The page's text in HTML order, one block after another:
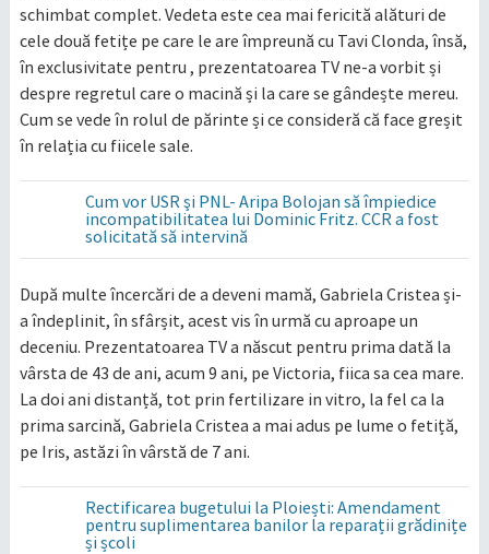
schimbat complet. Vedeta este cea mai fericită alături de
cele două fetițe pe care le are împreună cu Tavi Clonda, însă,
în exclusivitate pentru , prezentatoarea TV ne-a vorbit și
despre regretul care o macină și la care se gândește mereu.
Cum se vede în rolul de părinte și ce consideră că face greșit
în relația cu fiicele sale.
Cum vor USR şi PNL- Aripa Bolojan să împiedice
incompatibilitatea lui Dominic Fritz. CCR a fost
solicitată să intervină
După multe încercări de a deveni mamă, Gabriela Cristea și-
a îndeplinit, în sfârșit, acest vis în urmă cu aproape un
deceniu. Prezentatoarea TV a născut pentru prima dată la
vârsta de 43 de ani, acum 9 ani, pe Victoria, fiica sa cea mare.
La doi ani distanță, tot prin fertilizare in vitro, la fel ca la
prima sarcină, Gabriela Cristea a mai adus pe lume o fetiță,
pe Iris, astăzi în vârstă de 7 ani.
Rectificarea bugetului la Ploiești: Amendament
pentru suplimentarea banilor la reparații grădinițe
și școli